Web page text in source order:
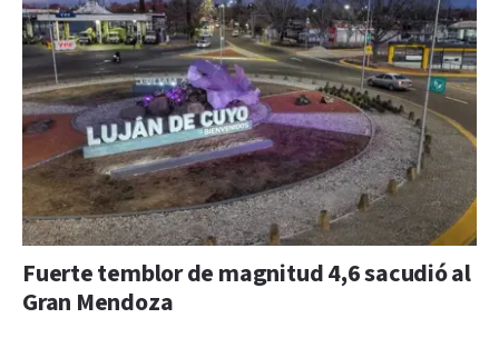
Fuerte temblor de magnitud 4,6 sacudió al
Gran Mendoza